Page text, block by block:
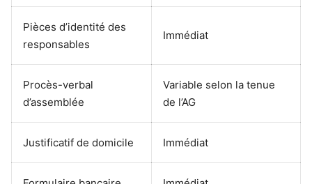
Pièces d’identité des
responsables
Immédiat
Procès-verbal
d’assemblée
Variable selon la tenue
de l’AG
Justificatif de domicile Immédiat